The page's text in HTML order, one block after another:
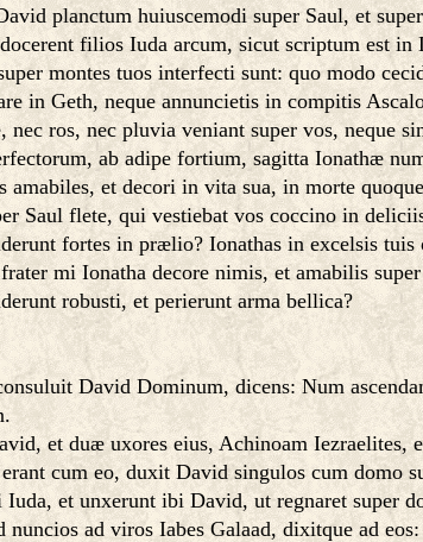
planctum huiuscemodi super Saul, et
filios Iuda arcum, sicut scriptum est
montes tuos interfecti sunt: quo modo
in Geth, neque annuncietis in compitis
ros, nec pluvia veniant super vos, neque
ab adipe fortium, sagitta Ionathæ
amabiles, et decori in vita sua, in morte
Saul flete, qui vestiebat vos coccino in
fortes in prælio? Ionathas in excelsis tuis
mi Ionatha decore nimis, et amabilis
robusti, et perierunt arma bellica?
David Dominum, dicens: Num
et duæ uxores eius, Achinoam Iezraelites,
cum eo, duxit David singulos cum domo
et unxerunt ibi David, ut regnaret super
ad viros Iabes Galaad, dixitque ad